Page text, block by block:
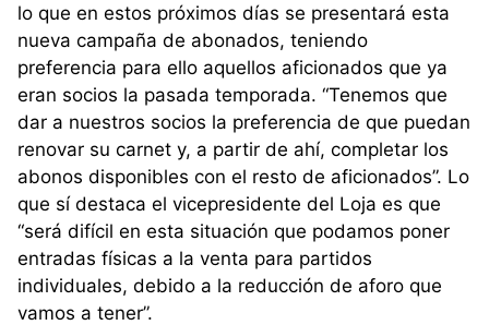
lo que en estos próximos días se presentará esta
nueva campaña de abonados, teniendo
preferencia para ello aquellos aficionados que ya
eran socios la pasada temporada. “Tenemos que
dar a nuestros socios la preferencia de que puedan
renovar su carnet y, a partir de ahí, completar los
abonos disponibles con el resto de aficionados”. Lo
que sí destaca el vicepresidente del Loja es que
“será difícil en esta situación que podamos poner
entradas físicas a la venta para partidos
individuales, debido a la reducción de aforo que
vamos a tener”.